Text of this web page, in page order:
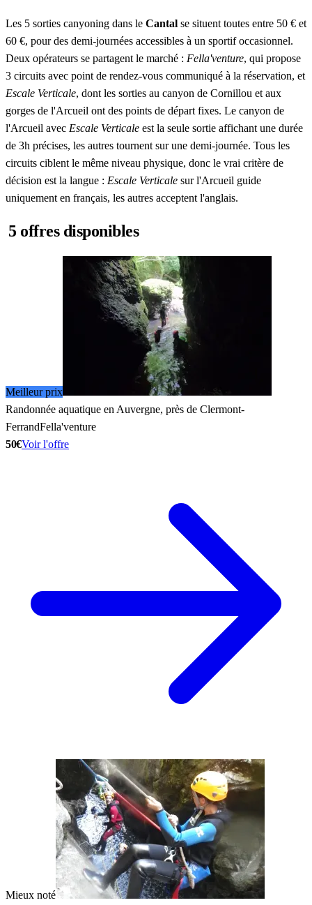
Les 5 sorties canyoning dans le Cantal se situent toutes entre 50 € et
60 €, pour des demi-journées accessibles à un sportif occasionnel.
Deux opérateurs se partagent le marché : Fella'venture, qui propose
3 circuits avec point de rendez-vous communiqué à la réservation, et
Escale Verticale, dont les sorties au canyon de Cornillou et aux
gorges de l'Arcueil ont des points de départ fixes. Le canyon de
l'Arcueil avec Escale Verticale est la seule sortie affichant une durée
de 3h précises, les autres tournent sur une demi-journée. Tous les
circuits ciblent le même niveau physique, donc le vrai critère de
décision est la langue : Escale Verticale sur l'Arcueil guide
uniquement en français, les autres acceptent l'anglais.
5 offres disponibles
Meilleur prix
Randonnée aquatique en Auvergne, près de Clermont-
FerrandFella'venture
50€Voir l'offre
Mieux noté